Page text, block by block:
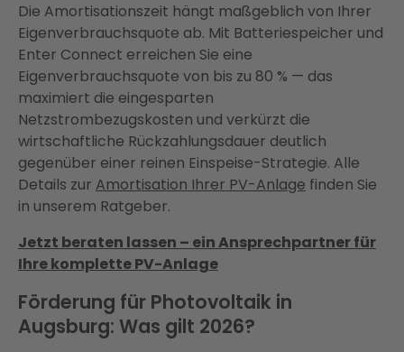
Die Amortisationszeit hängt maßgeblich von Ihrer
Eigenverbrauchsquote ab. Mit Batteriespeicher und
Enter Connect erreichen Sie eine
Eigenverbrauchsquote von bis zu 80 % — das
maximiert die eingesparten
Netzstrombezugskosten und verkürzt die
wirtschaftliche Rückzahlungsdauer deutlich
gegenüber einer reinen Einspeise-Strategie. Alle
Details zur Amortisation Ihrer PV-Anlage finden Sie
in unserem Ratgeber.
Jetzt beraten lassen – ein Ansprechpartner für
Ihre komplette PV-Anlage
Förderung für Photovoltaik in
Augsburg: Was gilt 2026?